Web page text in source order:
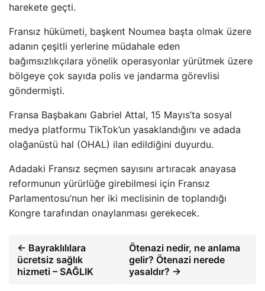
harekete geçti.
Fransız hükümeti, başkent Noumea başta olmak üzere
adanın çeşitli yerlerine müdahale eden
bağımsızlıkçılara yönelik operasyonlar yürütmek üzere
bölgeye çok sayıda polis ve jandarma görevlisi
göndermişti.
Fransa Başbakanı Gabriel Attal, 15 Mayıs’ta sosyal
medya platformu TikTok’un yasaklandığını ve adada
olağanüstü hal (OHAL) ilan edildiğini duyurdu.
Adadaki Fransız seçmen sayısını artıracak anayasa
reformunun yürürlüğe girebilmesi için Fransız
Parlamentosu’nun her iki meclisinin de toplandığı
Kongre tarafından onaylanması gerekecek.
← Bayraklılılara
ücretsiz sağlık
hizmeti – SAĞLIK
Ötenazi nedir, ne anlama
gelir? Ötenazi nerede
yasaldır? →